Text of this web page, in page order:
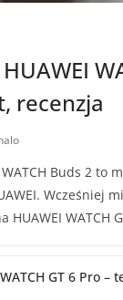
recenzja
Buds 2 to
Wcześniej
WATCH
GT 6 Pro –